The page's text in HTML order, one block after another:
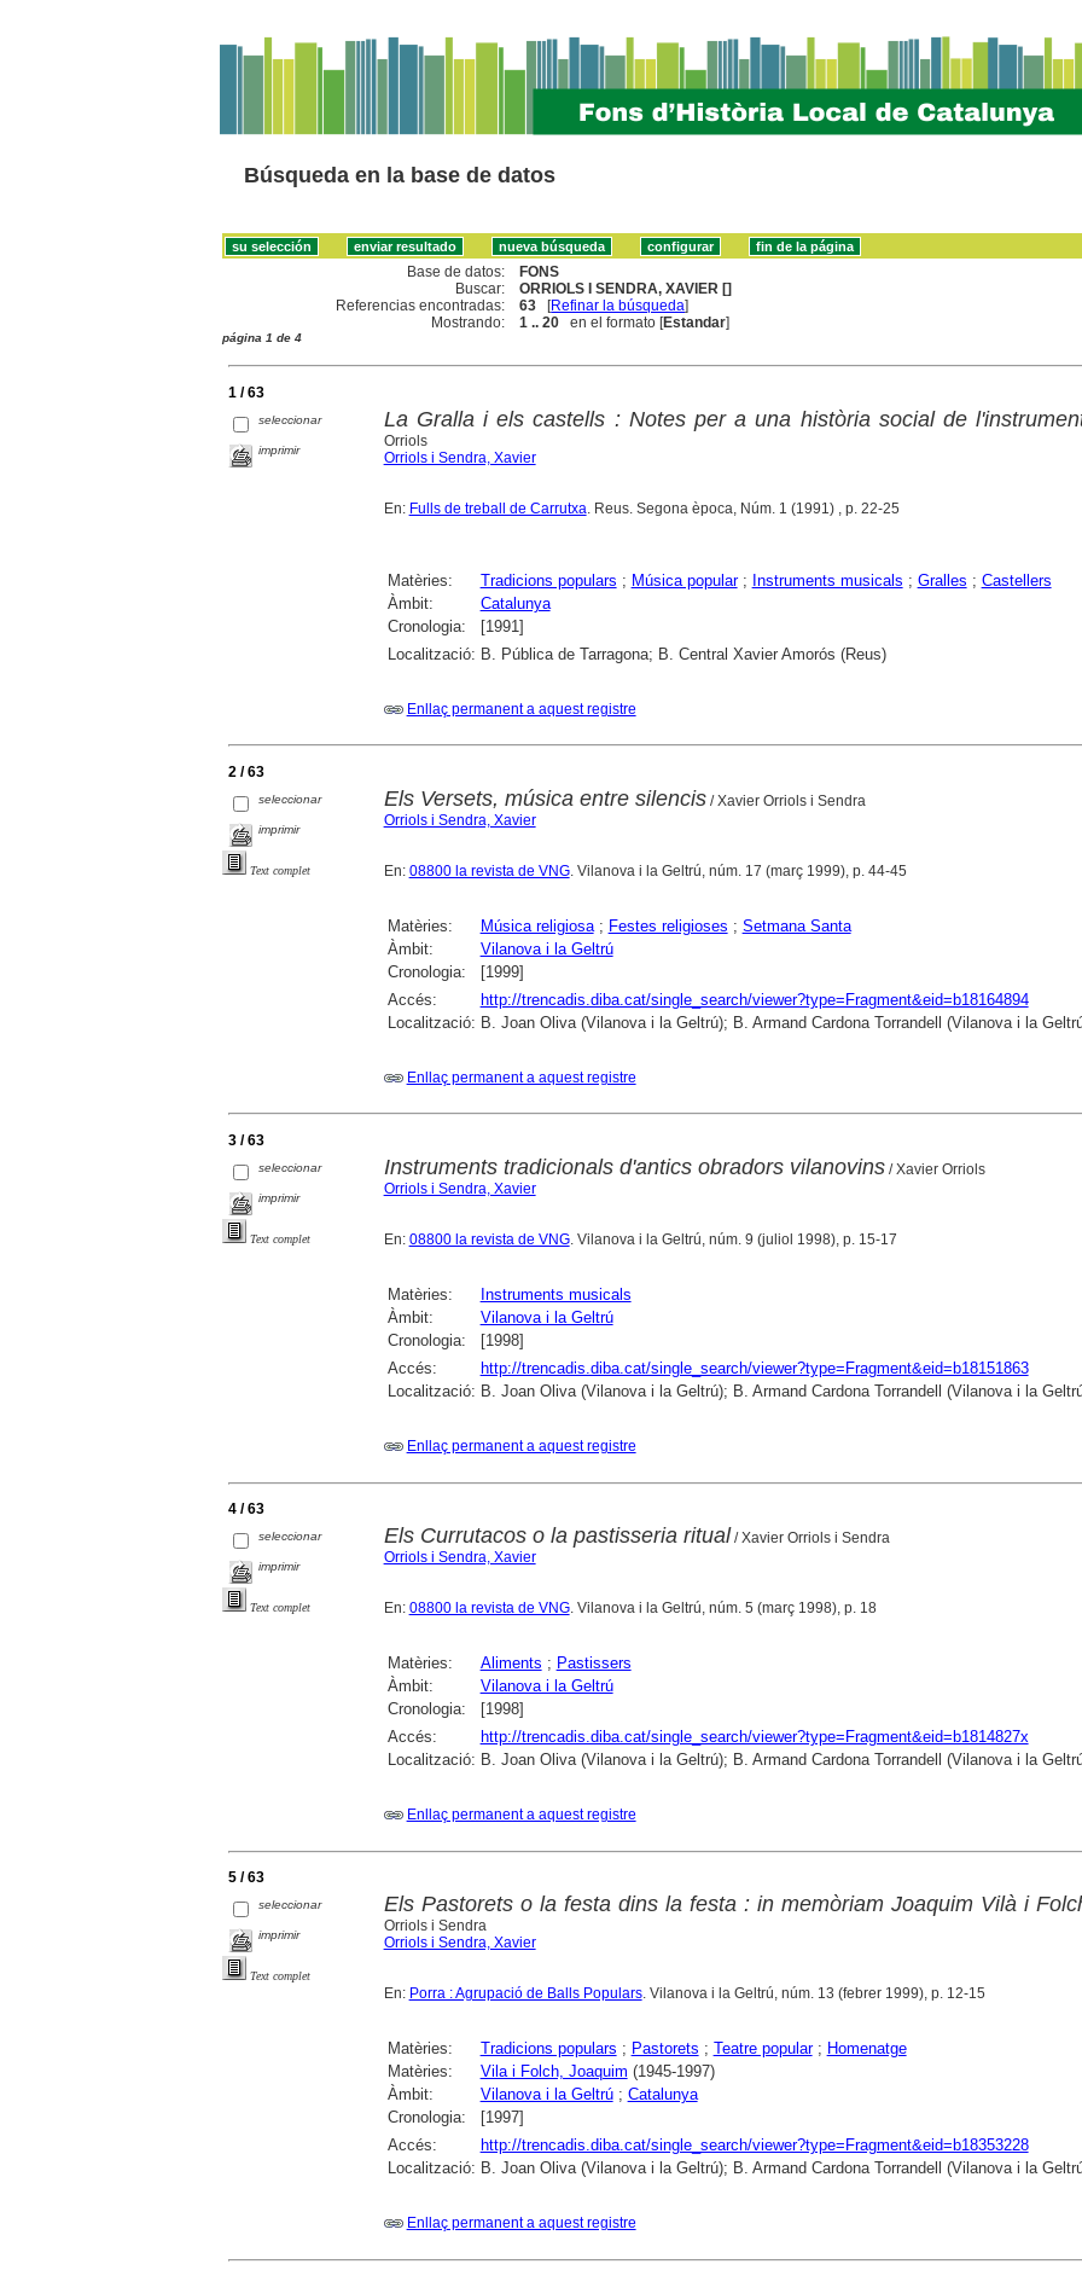
Búsqueda en la base de datos
Base de datos:
FONS
Buscar:
ORRIOLS I SENDRA, XAVIER []
Referencias encontradas:
63 [Refinar la búsqueda]
Mostrando:
1 .. 20 en el formato [Estandar]
página 1 de 4
1 / 63
seleccionar
imprimir
La Gralla i els castells : Notes per a una història social de
Orriols
Orriols i Sendra, Xavier
En: Fulls de treball de Carrutxa. Reus. Segona època, Núm. 1 (1991) , p. 22-25
Matèries: Tradicions populars ; Música popular; Instruments musicals ; Gralles ; Castellers
Àmbit:
Catalunya
Cronologia:
[1991]
Localització: B. Pública de Tarragona; B. Central Xavier Amorós (Reus)
Enllaç permanent a aquest registre
2 / 63
seleccionar
imprimir
Text complet
Els Versets, música entre silencis/ Xavier Orriols i Sendra
Orriols i Sendra, Xavier
En: 08800 la revista de VNG. Vilanova i la Geltrú, núm. 17 (març 1999), p. 44-45
Matèries: Música religiosa; Festes religioses ; Setmana Santa
Àmbit:
Vilanova i la Geltrú
Cronologia:
[1999]
Accés:
http://trencadis.diba.cat/single_search/viewer?type=Fragment&eid=b18164894
Localització: B. Joan Oliva (Vilanova i la Geltrú); B. Armand Cardona Torrandell (Vilanova i la
Enllaç permanent a aquest registre
3 / 63
seleccionar
imprimir
Text complet
Instruments tradicionals d'antics obradors vilanovins/ Xavier Orriols
Orriols i Sendra, Xavier
En: 08800 la revista de VNG. Vilanova i la Geltrú, núm. 9 (juliol 1998), p. 15-17
Matèries:
Instruments musicals
Àmbit:
Vilanova i la Geltrú
Cronologia:
[1998]
Accés:
http://trencadis.diba.cat/single_search/viewer?type=Fragment&eid=b18151863
Localització: B. Joan Oliva (Vilanova i la Geltrú); B. Armand Cardona Torrandell (Vilanova i la
Enllaç permanent a aquest registre
4 / 63
seleccionar
imprimir
Text complet
Els Currutacos o la pastisseria ritual/ Xavier Orriols i Sendra
Orriols i Sendra, Xavier
En: 08800 la revista de VNG. Vilanova i la Geltrú, núm. 5 (març 1998), p. 18
Matèries: Aliments ; Pastissers
Àmbit:
Vilanova i la Geltrú
Cronologia:
[1998]
Accés:
http://trencadis.diba.cat/single_search/viewer?type=Fragment&eid=b1814827x
Localització: B. Joan Oliva (Vilanova i la Geltrú); B. Armand Cardona Torrandell (Vilanova i la
Enllaç permanent a aquest registre
5 / 63
seleccionar
imprimir
Text complet
Els Pastorets o la festa dins la festa : in memòriam Joaquim Vilà i
Orriols i Sendra
Orriols i Sendra, Xavier
En: Porra : Agrupació de Balls Populars. Vilanova i la Geltrú, núm. 13 (febrer 1999), p. 12-15
Matèries: Tradicions populars ; Pastorets ; Teatre popular; Homenatge
Matèries:
Vila i Folch, Joaquim (1945-1997)
Àmbit:
Vilanova i la Geltrú; Catalunya
Cronologia:
[1997]
Accés:
http://trencadis.diba.cat/single_search/viewer?type=Fragment&eid=b18353228
Localització: B. Joan Oliva (Vilanova i la Geltrú); B. Armand Cardona Torrandell (Vilanova i la
Enllaç permanent a aquest registre